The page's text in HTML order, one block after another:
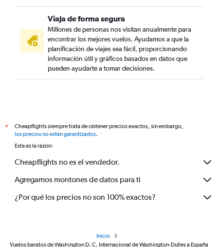
Viaja de forma segura
Millones de personas nos visitan anualmente para
encontrar los mejores vuelos. Ayudamos a que la
planificación de viajes sea fácil, proporcionando
información útil y gráficos basados en datos que
pueden ayudarte a tomar decisiones.
*
Cheapflights siempre trata de obtener precios exactos, sin embargo,
los precios no están garantizados.
Esta es la razón:
Cheapflights no es el vendedor.
Agregamos montones de datos para ti
¿Por qué los precios no son 100% exactos?
Inicio
Vuelos baratos de Washington D. C. Internacional de Washington-Dulles a España